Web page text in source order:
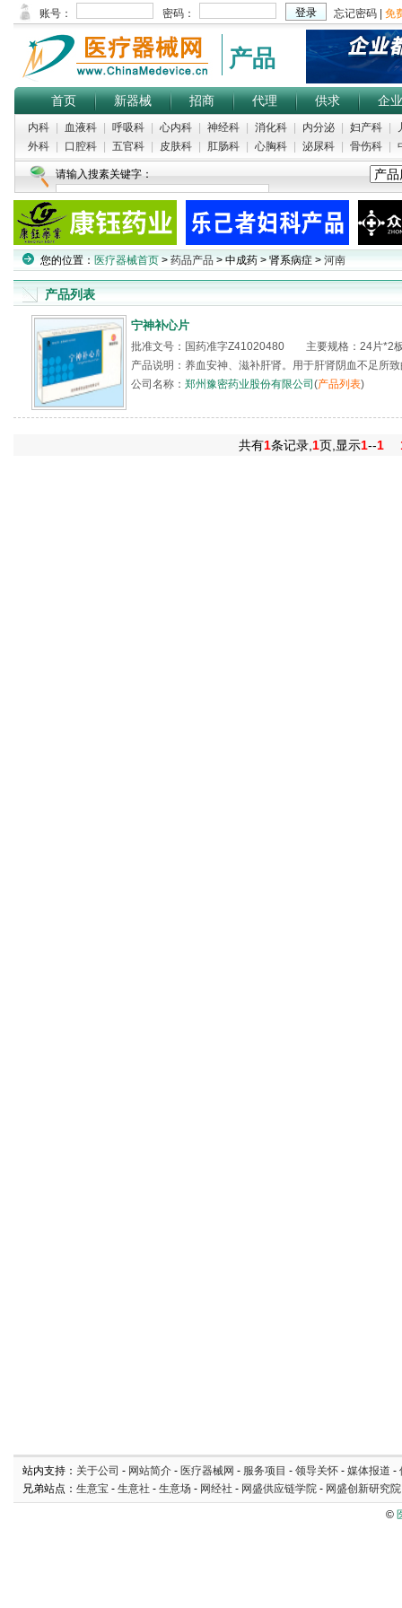
产品
首页 新器械 招商 代理 供求 企业
内科 血液科 呼吸科 心内科 神经科 消化科 内分泌 妇产科
外科
口腔科 五官科 皮肤科 肛肠科 心胸科 泌尿科 骨伤科
请输入搜素关键字：
您的位置： 医疗器械首页 > 药品产品 > 中成药 > 肾系病症 > 河南
产品列表
宁神补心片
批准文号：国药准字Z41020480 主要规格：24片*2
产品说明：养血安神、滋补肝肾。用于肝肾阴血不足所
公司名称： 郑州豫密药业股份有限公司 (产品列表)
共有1条记录, 1页,显示1--1
站内支持： 关于公司 - 网站简介 - 医疗器械网 - 服务项目 - 领导关怀 - 媒体报道 -
兄弟站点： 生意宝 - 生意社 - 生意场 - 网经社 - 网盛供应链学院 - 网盛创新研究院
©